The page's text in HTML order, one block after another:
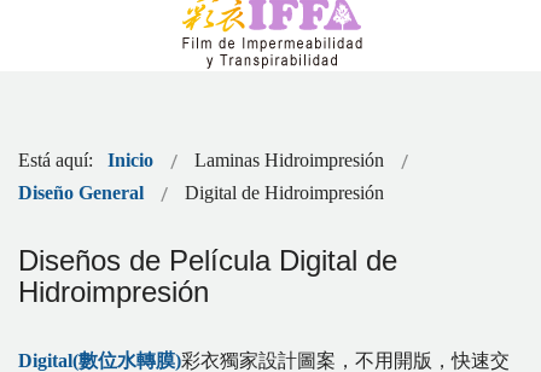
Está aquí: Inicio
Laminas Hidroimpresión
Diseño General
Digital de Hidroimpresión
Diseños de Película Digital de
Hidroimpresión
Digital(數位水轉膜)彩衣獨家設計圖案，不用開版，快速交